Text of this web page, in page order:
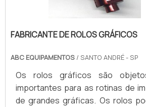
FABRICANTE DE ROLOS GRÁFICOS
ABC EQUIPAMENTOS / SANTO ANDRÉ - SP
Os rolos gráficos são
importantes para as rotinas de
de grandes gráficas. Os rolos